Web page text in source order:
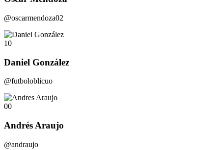
@oscarmendoza02
10
Daniel González
@futboloblicuo
00
Andrés Araujo
@andraujo